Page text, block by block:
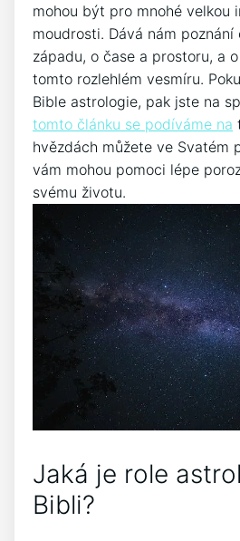
mohou být pro mnohé velkou
moudrosti. Dává nám poznání
západu, o čase a prostoru, a
tomto rozlehlém vesmíru.
Bible astrologie, pak jste na
tomto článku se podíváme na
hvězdách můžete ve Svatém
vám mohou pomoci lépe
svému životu.
Jaká je role
Bibli?